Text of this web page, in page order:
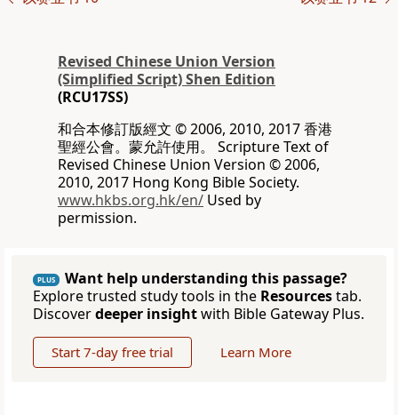
Revised Chinese Union Version
(Simplified Script) Shen Edition
(RCU17SS)
和合本修訂版經文 © 2006, 2010, 2017 香港
聖經公會。蒙允許使用。 Scripture Text of
Revised Chinese Union Version © 2006,
2010, 2017 Hong Kong Bible Society.
www.hkbs.org.hk/en/ Used by
permission.
PLUS
Want help understanding this passage?
Explore trusted study tools in the Resourcestab.
Discoverdeeper insightwith Bible Gateway Plus.
Start 7-day free trial Learn More